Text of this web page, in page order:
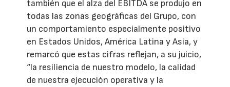
también que el alza del EBITDA se produjo en
todas las zonas geográficas del Grupo, con
un comportamiento especialmente positivo
en Estados Unidos, América Latina y Asia, y
remarcó que estas cifras reflejan, a su juicio,
“la resiliencia de nuestro modelo, la calidad
de nuestra ejecución operativa y la